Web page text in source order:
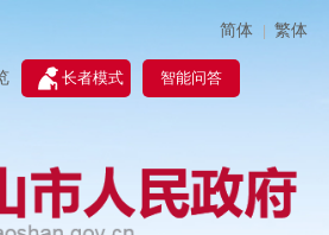
简体 | 繁体
长者模式 智能问答